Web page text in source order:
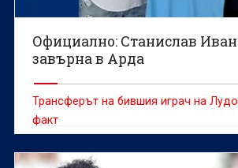
Официално: Станислав
завърна в Арда
Трансферът на бившия играч на
факт